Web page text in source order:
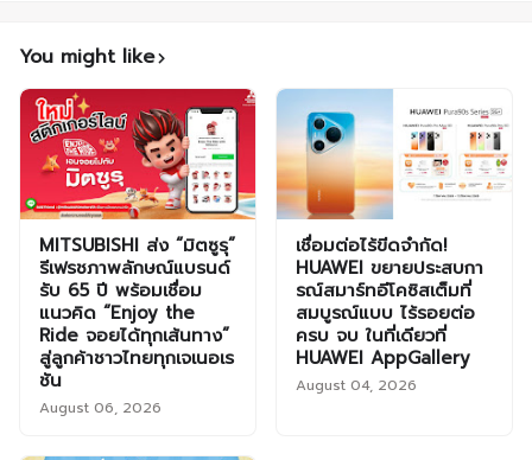
You might like
MITSUBISHI ส่ง “มิตซูรุ”
รีเฟรชภาพลักษณ์แบรนด์
รับ 65 ปี พร้อมเชื่อม
แนวคิด “Enjoy the
Ride จอยได้ทุกเส้นทาง”
สู่ลูกค้าชาวไทยทุกเจเนอเร
ชัน
August 06, 2026
เชื่อมต่อไร้ขีดจำกัด!
HUAWEI ขยายประสบกา
รณ์สมาร์ทอีโคซิสเต็มที่
สมบูรณ์แบบ ไร้รอยต่อ
ครบ จบ ในที่เดียวที่
HUAWEI AppGallery
August 04, 2026